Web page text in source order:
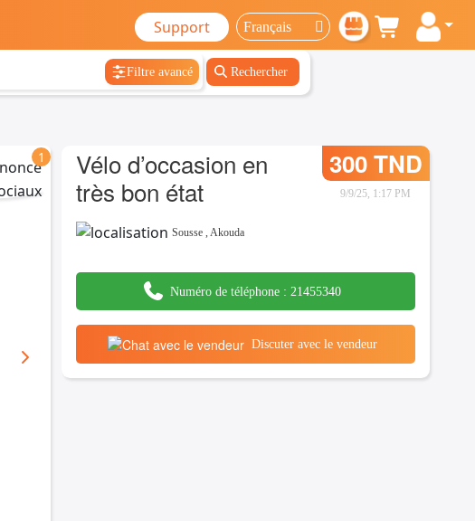
Support
Filtre avancé Rechercher
1
Vélo d’occasion en
très bon état
300 TND
9/9/25, 1:17 PM
Sousse ,Akouda
Numéro de téléphone : 21455340
Discuter avec le vendeur